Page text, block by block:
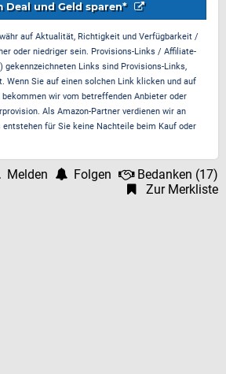
Deal und Geld sparen*
auf Aktualität, Richtigkeit und Verfügbarkeit /
oder niedriger sein. Provisions-Links / Affiliate-
gekennzeichneten Links sind Provisions-Links,
Wenn Sie auf einen solchen Link klicken und auf
wir vom betreffenden Anbieter oder
Als Amazon-Partner verdienen wir an
entstehen für Sie keine Nachteile beim Kauf oder
Melden Folgen Bedanken (17)
Zur Merkliste